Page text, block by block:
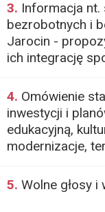
3. Informacja
bezrobotnych i
Jarocin -
ich integrację
4. Omówienie
inwestycji i
edukacyjną,
modernizacje,
5. Wolne głosy i